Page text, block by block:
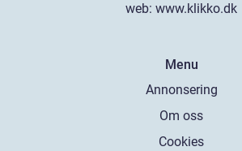
web: www.klikko.dk
Menu
Annonsering
Om oss
Cookies